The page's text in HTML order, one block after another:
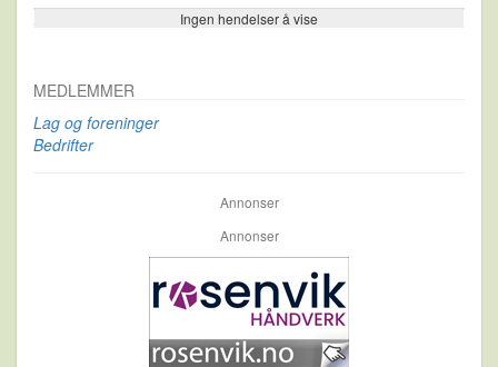
Ingen hendelser å vise
Se flere…
MEDLEMMER
Lag og foreninger
Bedrifter
Annonser
Annonser